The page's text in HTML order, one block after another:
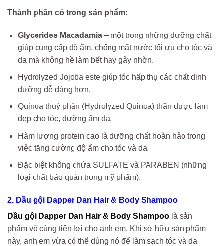
Thành phần có trong sản phẩm:
Glycerides Macadamia– một trong những dưỡng chất
giúp cung cấp độ ẩm, chống mất nước tối ưu cho tóc và
da mà không hề làm bết hay gây nhờn.
Hydrolyzed Jojoba este giúp tóc hấp thụ các chất dinh
dưỡng dễ dàng hơn.
Quinoa thuỷ phân (Hydrolyzed Quinoa) thần dược làm
đẹp cho tóc, dưỡng ẩm da.
Hàm lượng protein cao là dưỡng chất hoàn hảo trong
việc tăng cường độ ẩm cho tóc và da.
Đặc biệt không chứa SULFATE và PARABEN (những
loại chất bảo quản trong mỹ phẩm).
2. Dầu gội Dapper Dan Hair & Body Shampoo
Dầu gội Dapper Dan Hair & Body Shampoo là sản
phẩm vô cùng tiện lợi cho anh em. Khi sở hữu sản phẩm
này, anh em vừa có thể dùng nó để làm sạch tóc và da